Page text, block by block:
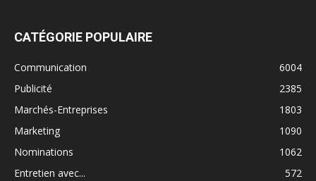
CATÉGORIE POPULAIRE
Communication
6004
Publicité
2385
Marchés-Entreprises
1803
Marketing
1090
Nominations
1062
Entretien avec...
572